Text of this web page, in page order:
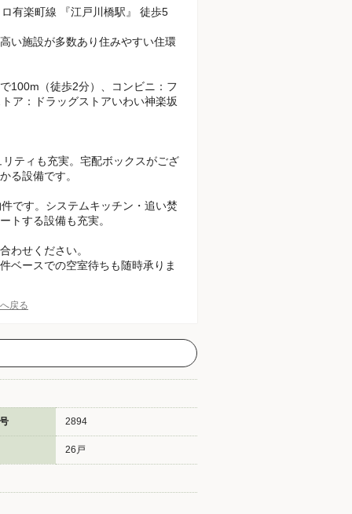
有楽町線 『江戸川橋駅』 徒歩5
い施設が多数あり住みやすい住環
100m（徒歩2分）、コンビニ：フ
ア：ドラッグストアいわい神楽坂
ティも充実。宅配ボックスがござ
る設備です。
です。システムキッチン・追い焚
トする設備も充実。
わせください。
ベースでの空室待ちも随時承りま
戻る
2894
26戸